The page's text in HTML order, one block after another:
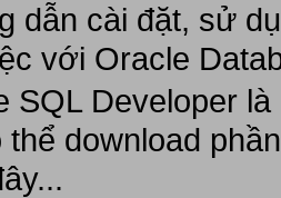
dẫn cài đặt, sử
với Oracle
SQL Developer
thể download